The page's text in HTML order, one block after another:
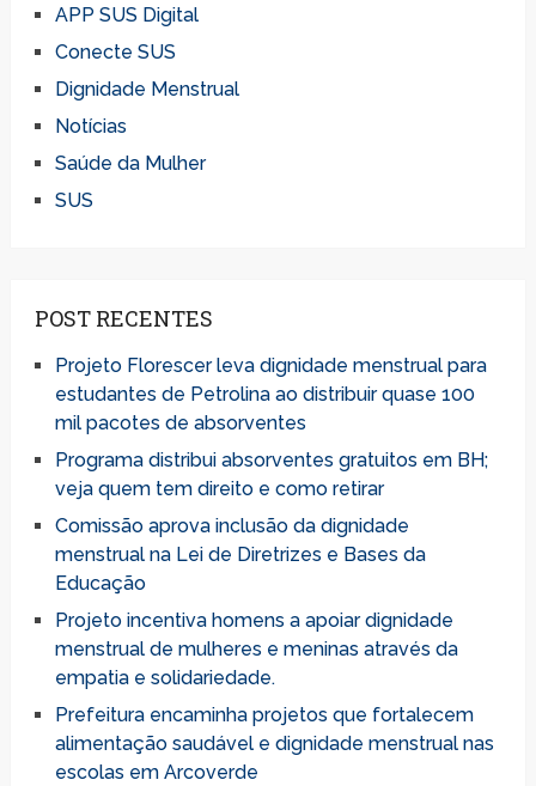
APP SUS Digital
Conecte SUS
Dignidade Menstrual
Notícias
Saúde da Mulher
SUS
POST RECENTES
Projeto Florescer leva dignidade menstrual para
estudantes de Petrolina ao distribuir quase 100
mil pacotes de absorventes
Programa distribui absorventes gratuitos em BH;
veja quem tem direito e como retirar
Comissão aprova inclusão da dignidade
menstrual na Lei de Diretrizes e Bases da
Educação
Projeto incentiva homens a apoiar dignidade
menstrual de mulheres e meninas através da
empatia e solidariedade.
Prefeitura encaminha projetos que fortalecem
alimentação saudável e dignidade menstrual nas
escolas em Arcoverde